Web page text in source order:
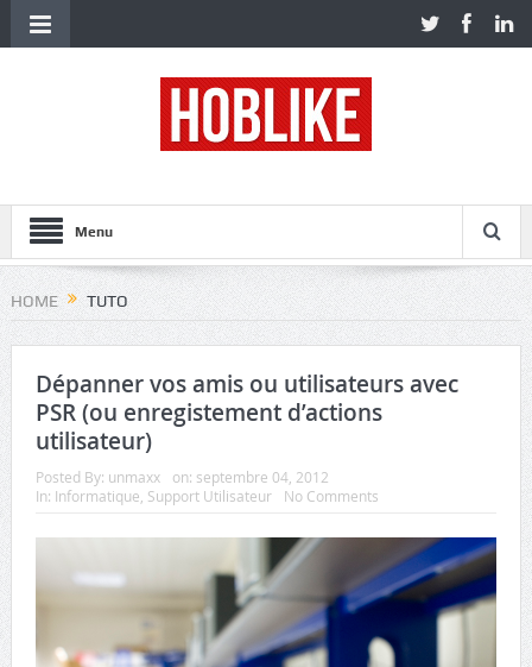
Menu
HOME TUTO
Dépanner vos amis ou utilisateurs avec
PSR (ou enregistement d’actions
utilisateur)
Posted By: unmaxx on: septembre 04, 2012
In: Informatique Support Utilisateur No Comments